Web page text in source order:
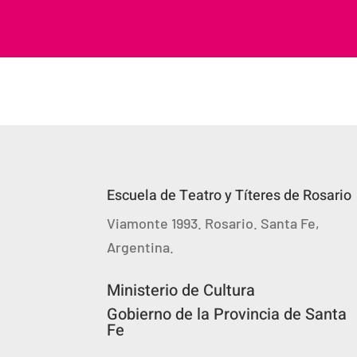
Escuela de Teatro y Títeres de Rosario
Viamonte 1993. Rosario. Santa Fe,
Argentina.
Ministerio de Cultura
Gobierno de la Provincia de Santa
Fe